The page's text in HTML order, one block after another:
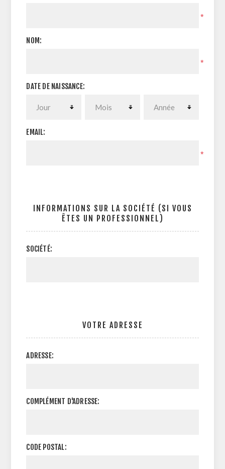
*
NOM:
*
DATE DE NAISSANCE:
EMAIL:
*
INFORMATIONS SUR LA SOCIÉTÉ (SI VOUS
ÊTES UN PROFESSIONNEL)
SOCIÉTÉ:
VOTRE ADRESSE
ADRESSE:
COMPLÉMENT D'ADRESSE:
CODE POSTAL: